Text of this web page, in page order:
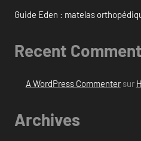
Guide Eden : matelas
Recent
A WordPress Commentersur
Archives